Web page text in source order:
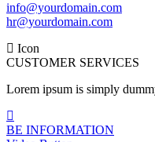
info@yourdomain.com
hr@yourdomain.com
Icon
CUSTOMER SERVICES
Lorem ipsum is simply
BE INFORMATION